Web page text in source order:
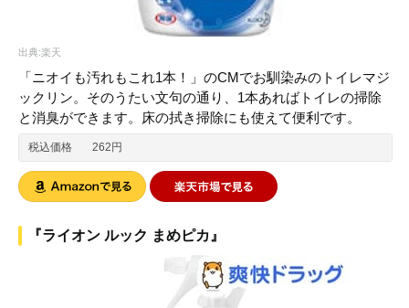
出典:楽天
「ニオイも汚れもこれ1本！」のCMでお馴染みのトイレマジ
ックリン。そのうたい文句の通り、1本あればトイレの掃除
と消臭ができます。床の拭き掃除にも使えて便利です。
税込価格 262円
『ライオン ルック まめピカ』